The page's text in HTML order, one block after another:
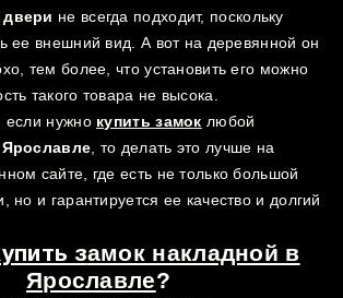
двери не всегда подходит, поскольку
ее внешний вид. А вот на деревянной он
тем более, что установить его можно
такого товара не высока.
если нужно купить замок любой
, то делать это лучше на
сайте, где есть не только большой
но и гарантируется ее качество и долгий
замок накладной в
Ярославле?